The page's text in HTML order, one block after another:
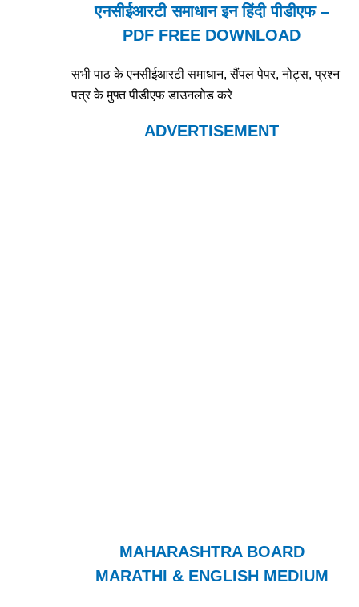
एनसीईआरटी समाधान इन हिंदी पीडीएफ –
PDF FREE DOWNLOAD
सभी पाठ के एनसीईआरटी समाधान, सैंपल पेपर, नोट्स, प्रश्न
पत्र के मुफ्त पीडीएफ डाउनलोड करे
ADVERTISEMENT
MAHARASHTRA BOARD
MARATHI & ENGLISH MEDIUM